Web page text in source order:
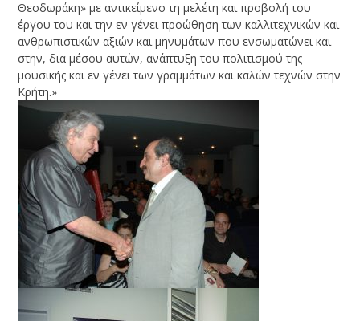
Θεοδωράκη» με αντικείμενο τη μελέτη και προβολή του
έργου του και την εν γένει προώθηση των καλλιτεχνικών και
ανθρωπιστικών αξιών και μηνυμάτων που ενσωματώνει και
στην, δια μέσου αυτών, ανάπτυξη του πολιτισμού της
μουσικής και εν γένει των γραμμάτων και καλών τεχνών στην
Κρήτη.»